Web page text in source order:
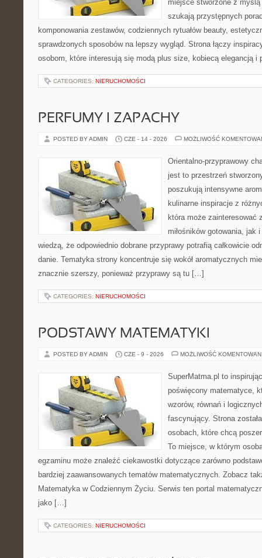
miejsce stworzone z
szukają przystępnych
komponowania zestawów, codziennych rytuałów beauty,
sprawdzonych sposobów na lepszy wygląd. Strona łączy
osobom, które interesują się modą plus size, kobiecą elegancją
CATEGORIES: NIERUCHOMOŚCI
PERFUMY I ZAPACHY
POSTED BY ADMIN CZE - 14 - 2026 MOŻLIWOŚĆ
Orientalno-przyprawowy
jest to przestrzeń
poszukują intensywne
kulinarne inspiracje z
która może zainteresować
miłośników gotowania, jak
wiedzą, że odpowiednio dobrane przyprawy potrafią całkowicie
danie. Tematyka strony koncentruje się wokół aromatycznych
znacznie szerszy, ponieważ przyprawy są tu […]
CATEGORIES: NIERUCHOMOŚCI
PODSTAWY MATEMATYKI
POSTED BY ADMIN CZE - 9 - 2026 MOŻLIWOŚĆ
SuperMatma.pl to
poświęcony matematyce,
wzorów, równań i
fascynujący. Strona
osobach, które chcą
To miejsce, w którym
egzaminu może znaleźć ciekawostki dotyczące zarówno
bardziej zaawansowanych tematów matematycznych. Zobacz
Matematyka w Codziennym Życiu. Serwis ten portal
jako […]
CATEGORIES: NIERUCHOMOŚCI